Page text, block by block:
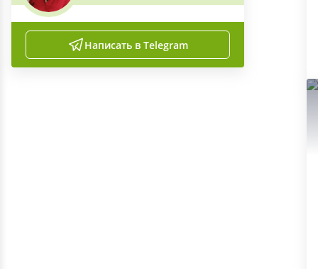
Написать в Telegram